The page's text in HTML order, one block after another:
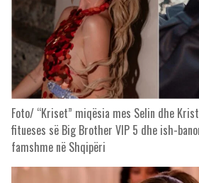
Foto/ “Kriset” miqësia mes Selin dhe
fitueses së Big Brother VIP 5 dhe ish-
famshme në Shqipëri